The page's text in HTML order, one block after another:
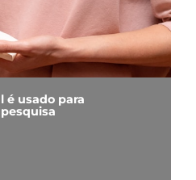
é usado para